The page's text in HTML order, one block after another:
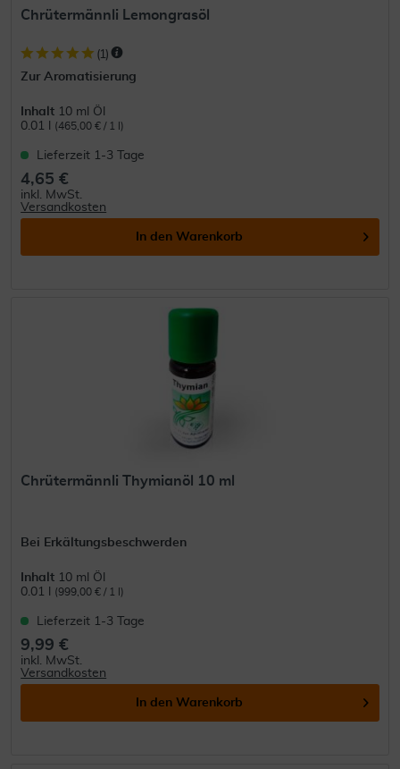
Chrütermännli Lemongrasöl
(1 )
Zur Aromatisierung
Inhalt 10 ml Öl
0.01 l
(465,00 € / 1 l)
Lieferzeit 1-3 Tage
4,65 €
inkl. MwSt.
Versandkosten
In den Warenkorb
Chrütermännli Thymianöl 10 ml
Bei Erkältungsbeschwerden
Inhalt 10 ml Öl
0.01 l
(999,00 € / 1 l)
Lieferzeit 1-3 Tage
9,99 €
inkl. MwSt.
Versandkosten
In den Warenkorb